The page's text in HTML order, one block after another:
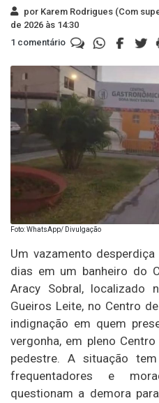
por Karem Rodrigues (Com
de 2026 às 14:30
1 comentário
Foto: WhatsApp/ Divulgação
Um vazamento
dias em um banheiro do
Aracy Sobral, localizado
Gueiros Leite, no Centro
indignação em quem
vergonha, em pleno
pedestre. A situação
frequentadores e
questionam a demora